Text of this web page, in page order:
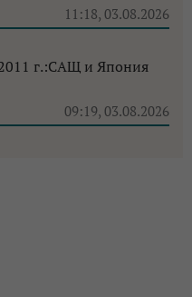
11:18, 03.08.2026
г.:САЩ и Япония
09:19, 03.08.2026